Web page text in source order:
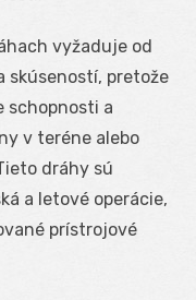
vyžaduje od
skúseností, pretože
schopnosti a
v teréne alebo
dráhy sú
a letové operácie,
prístrojové